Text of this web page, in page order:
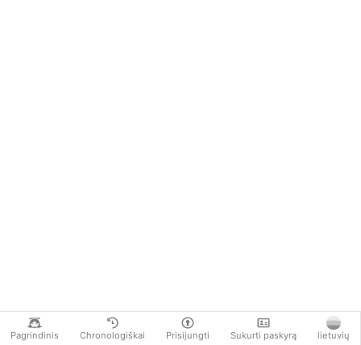
Pagrindinis Chronologiškai Prisijungti Sukurti paskyrą lietuvių